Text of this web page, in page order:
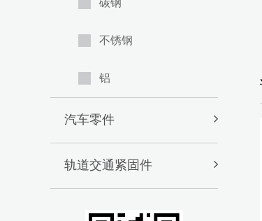
碳钢
不锈钢
铝
汽车零件
轨道交通紧固件